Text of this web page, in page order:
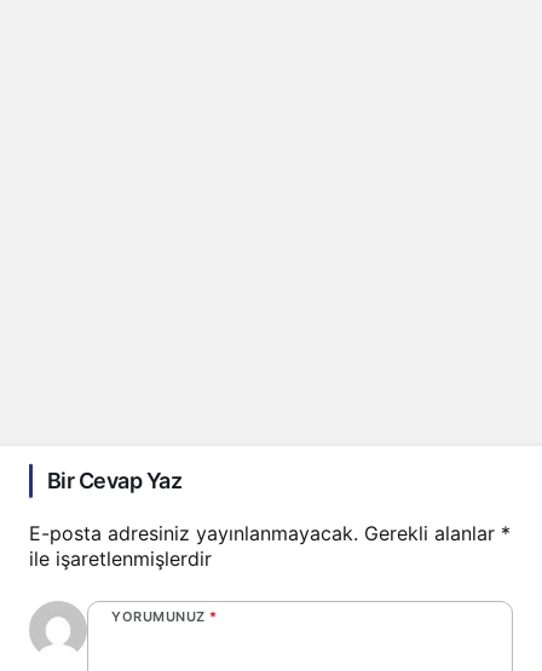
Bir Cevap Yaz
E-posta adresiniz yayınlanmayacak. Gerekli alanlar *
ile işaretlenmişlerdir
YORUMUNUZ *